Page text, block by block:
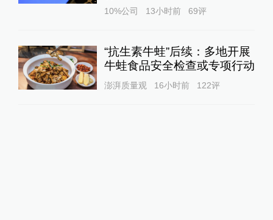
10%公司 13小时前 69评
“抗生素牛蛙”后续：多地开展
牛蛙食品安全检查或专项行动
澎湃质量观 16小时前 122评